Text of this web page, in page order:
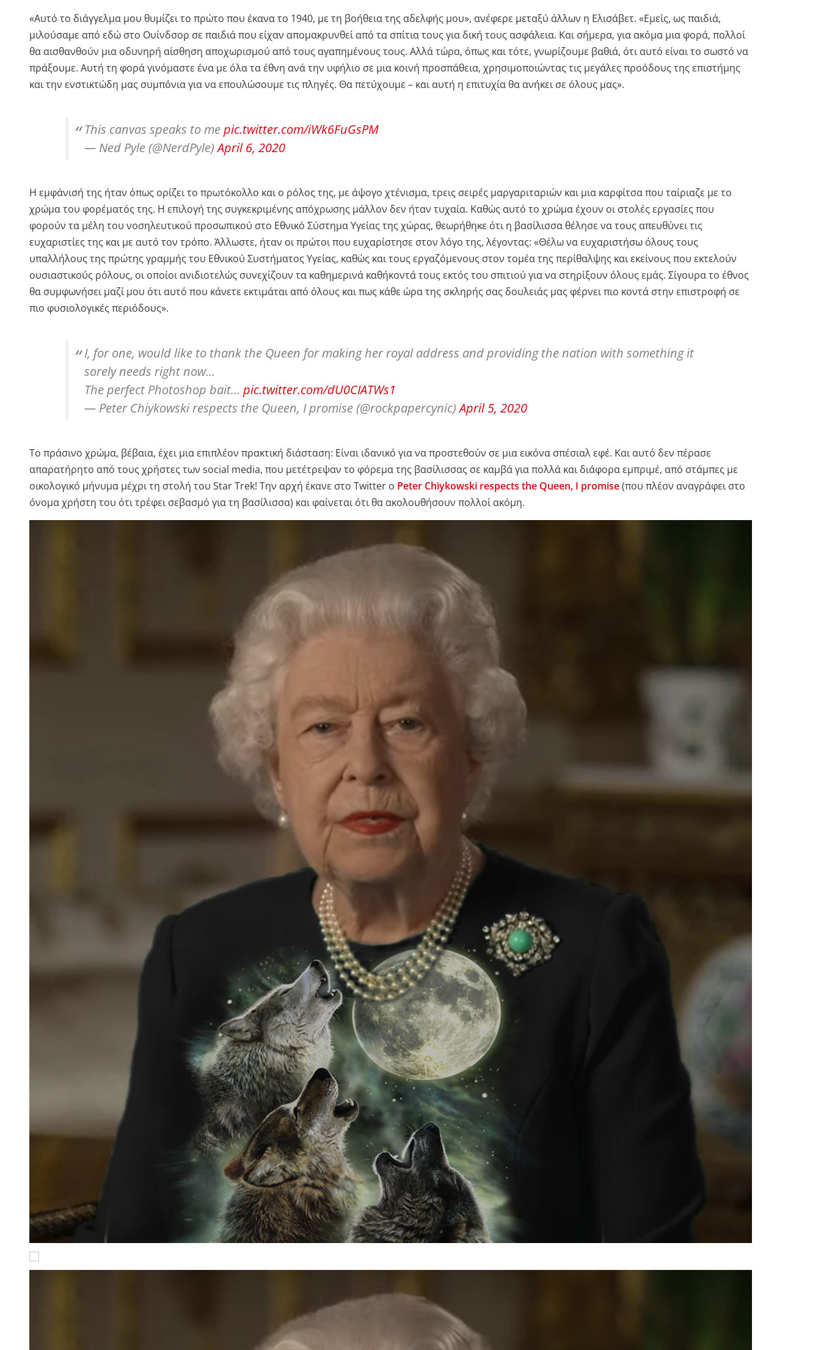
«Αυτό το διάγγελμα μου θυμίζει το πρώτο που έκανα το 1940, με τη βοήθεια της αδελφής μου», ανέφερε μεταξύ άλλων η Ελισάβετ. «Εμείς, ως παιδιά,
μιλούσαμε από εδώ στο Ουίνδσορ σε παιδιά που είχαν απομακρυνθεί από τα σπίτια τους για δική τους ασφάλεια. Και σήμερα, για ακόμα μια φορά, πολλοί
θα αισθανθούν μια οδυνηρή αίσθηση αποχωρισμού από τους αγαπημένους τους. Αλλά τώρα, όπως και τότε, γνωρίζουμε βαθιά, ότι αυτό είναι το σωστό να
πράξουμε. Αυτή τη φορά γινόμαστε ένα με όλα τα έθνη ανά την υφήλιο σε μια κοινή προσπάθεια, χρησιμοποιώντας τις μεγάλες προόδους της επιστήμης
και την ενστικτώδη μας συμπόνια για να επουλώσουμε τις πληγές. Θα πετύχουμε – και αυτή η επιτυχία θα ανήκει σε όλους μας».
This canvas speaks to mepic.twitter.com/iWk6FuGsPM
— Ned Pyle (@NerdPyle)April 6, 2020
Η εμφάνισή της ήταν όπως ορίζει το πρωτόκολλο και ο ρόλος της, με άψογο χτένισμα, τρεις σειρές μαργαριταριών και μια καρφίτσα που ταίριαζε με το
χρώμα του φορέματός της. Η επιλογή της συγκεκριμένης απόχρωσης μάλλον δεν ήταν τυχαία. Καθώς αυτό το χρώμα έχουν οι στολές εργασίες που
φορούν τα μέλη του νοσηλευτικού προσωπικού στο Εθνικό Σύστημα Υγείας της χώρας, θεωρήθηκε ότι η βασίλισσα θέλησε να τους απευθύνει τις
ευχαριστίες της και με αυτό τον τρόπο. Άλλωστε, ήταν οι πρώτοι που ευχαρίστησε στον λόγο της, λέγοντας: «Θέλω να ευχαριστήσω όλους τους
υπαλλήλους της πρώτης γραμμής του Εθνικού Συστήματος Υγείας, καθώς και τους εργαζόμενους στον τομέα της περίθαλψης και εκείνους που εκτελούν
ουσιαστικούς ρόλους, οι οποίοι ανιδιοτελώς συνεχίζουν τα καθημερινά καθήκοντά τους εκτός του σπιτιού για να στηρίξουν όλους εμάς. Σίγουρα το έθνος
θα συμφωνήσει μαζί μου ότι αυτό που κάνετε εκτιμάται από όλους και πως κάθε ώρα της σκληρής σας δουλειάς μας φέρνει πιο κοντά στην επιστροφή σε
πιο φυσιολογικές περιόδους».
I, for one, would like to thank the Queen for making her royal address and providing the nation with something it
sorely needs right now…
The perfect Photoshop bait… pic.twitter.com/dU0CIATWs1
— Peter Chiykowski respects the Queen, I promise (@rockpapercynic)April 5, 2020
Το πράσινο χρώμα, βέβαια, έχει μια επιπλέον πρακτική διάσταση: Είναι ιδανικό για να προστεθούν σε μια εικόνα σπέσιαλ εφέ. Και αυτό δεν πέρασε
απαρατήρητο από τους χρήστες των social media, που μετέτρεψαν το φόρεμα της βασίλισσας σε καμβά για πολλά και διάφορα εμπριμέ, από στάμπες με
οικολογικό μήνυμα μέχρι τη στολή του Star Trek! Την αρχή έκανε στο Twitter ο Peter Chiykowski respects the Queen, I promise(που πλέον αναγράφει στο
όνομα χρήστη του ότι τρέφει σεβασμό για τη βασίλισσα) και φαίνεται ότι θα ακολουθήσουν πολλοί ακόμη.